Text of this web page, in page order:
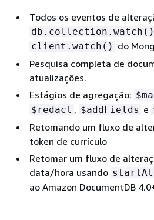
Todos os eventos de
db.collection.watch()
client.watch() do
Pesquisa completa de
atualizações.
Estágios de agregação:
$redact , $addFields e
Retomando um fluxo de
token de currículo
Retomar um fluxo de
data/hora usando
ao Amazon DocumentDB